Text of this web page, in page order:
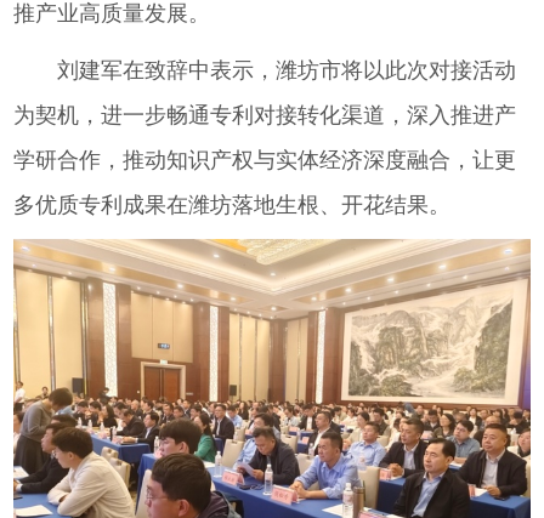
推产业高质量发展。
刘建军在致辞中表示，潍坊市将以此次对接活动
为契机，进一步畅通专利对接转化渠道，深入推进产
学研合作，推动知识产权与实体经济深度融合，让更
多优质专利成果在潍坊落地生根、开花结果。